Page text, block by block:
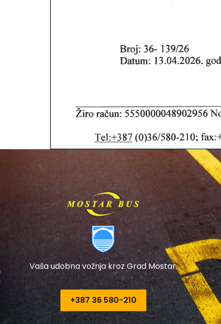
Vaša udobna vožnja kroz Grad Mostar.
+387 36 580-210​